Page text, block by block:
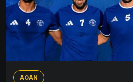
ΑΟΑΝ